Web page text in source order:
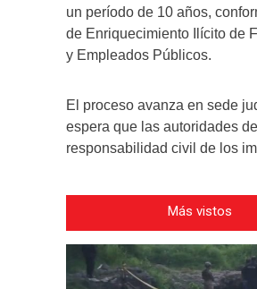
un período de 10 años,
de Enriquecimiento Ilícito de
y Empleados Públicos.
El proceso avanza en sede
espera que las autoridades
responsabilidad civil de los
Más vistos